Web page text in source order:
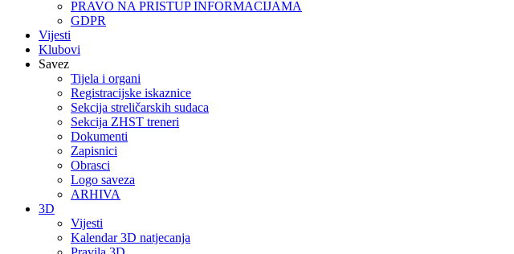
PRAVO NA PRISTUP INFORMACIJAMA
GDPR
Vijesti
Klubovi
Savez
Tijela i organi
Registracijske iskaznice
Sekcija streličarskih sudaca
Sekcija ZHST treneri
Dokumenti
Zapisnici
Obrasci
Logo saveza
ARHIVA
3D
Vijesti
Kalendar 3D natjecanja